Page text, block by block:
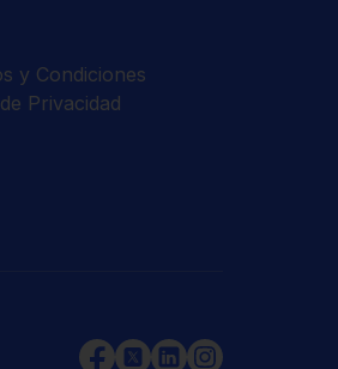
y Condiciones
Privacidad